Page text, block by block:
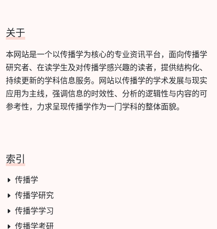
关于
本网站是一个以传播学为核心的专业资讯平台，面向传播学
研究者、在读学生及对传播学感兴趣的读者，提供结构化、
持续更新的学科信息服务。网站以传播学的学术发展与现实
应用为主线，强调信息的时效性、分析的逻辑性与内容的可
参考性，力求呈现传播学作为一门学科的整体面貌。
索引
传播学
传播学研究
传播学学习
传播学考研